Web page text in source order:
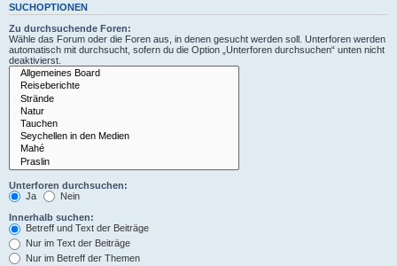
SUCHOPTIONEN
Zu durchsuchende Foren:
Wähle das Forum oder die Foren aus, in denen gesucht werden soll. Unterforen werden
automatisch mit durchsucht, sofern du die Option „Unterforen durchsuchen“ unten nicht
deaktivierst.
Unterforen durchsuchen:
Ja
Nein
Innerhalb suchen:
Betreff und Text der Beiträge
Nur im Text der Beiträge
Nur im Betreff der Themen